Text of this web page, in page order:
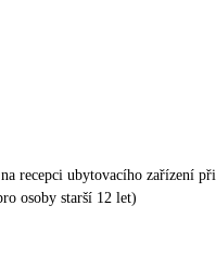
recepci ubytovacího zařízení při
osoby starší 12 let)